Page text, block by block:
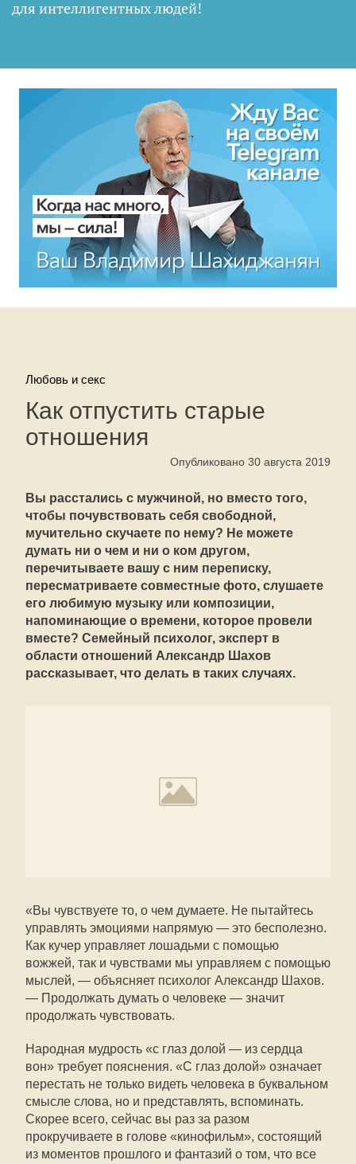
для интеллигентных людей!
Любовь и секс
Как отпустить старые
отношения
Опубликовано 30 августа 2019
Вы расстались с мужчиной, но вместо того,
чтобы почувствовать себя свободной,
мучительно скучаете по нему? Не можете
думать ни о чем и ни о ком другом,
перечитываете вашу с ним переписку,
пересматриваете совместные фото, слушаете
его любимую музыку или композиции,
напоминающие о времени, которое провели
вместе? Семейный психолог, эксперт в
области отношений Александр Шахов
рассказывает, что делать в таких случаях.
«Вы чувствуете то, о чем думаете. Не пытайтесь
управлять эмоциями напрямую — это бесполезно.
Как кучер управляет лошадьми с помощью
вожжей, так и чувствами мы управляем с помощью
мыслей, — объясняет психолог Александр Шахов.
— Продолжать думать о человеке — значит
продолжать чувствовать.
Народная мудрость «с глаз долой — из сердца
вон» требует пояснения. «С глаз долой» означает
перестать не только видеть человека в буквальном
смысле слова, но и представлять, вспоминать.
Скорее всего, сейчас вы раз за разом
прокручиваете в голове «кинофильм», состоящий
из моментов прошлого и фантазий о том, что все